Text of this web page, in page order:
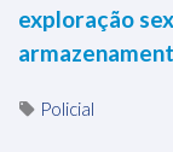
exploração
Policial